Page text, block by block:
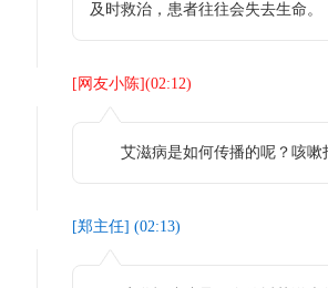
及时救治，患者往往会失去生命。
[ 网友小陈](02:12)
艾滋病是如何传播的呢？咳嗽
[郑主任] (02:13)